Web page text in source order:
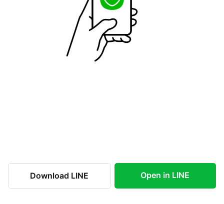
Download LINE Open in LINE